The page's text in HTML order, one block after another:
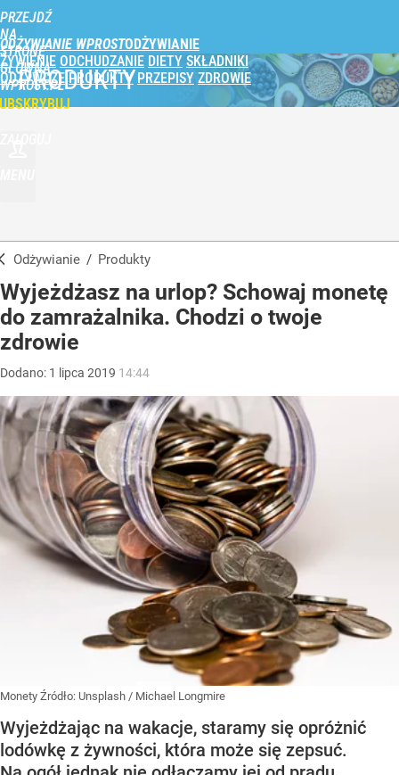
PRZEJDŹ
NA
STRONĘ
GŁÓWNĄ
WPROST.PL
ODŻYWIANIE WPROST
ŻYWIENIE ODCHUDZANIE DIETY SKŁADNIKI
ODŻYWCZE PRODUKTY PRZEPISY ZDROWIE
PRODUKTY
Odżywianie / Produkty
Wyjeżdżasz na urlop? Schowaj monetę
do zamrażalnika. Chodzi o twoje
zdrowie
Dodano: 1 lipca 2019 14:44
Monety Źródło: Unsplash / Michael Longmire
Wyjeżdżając na wakacje, staramy się opróżnić
lodówkę z żywności, która może się zepsuć.